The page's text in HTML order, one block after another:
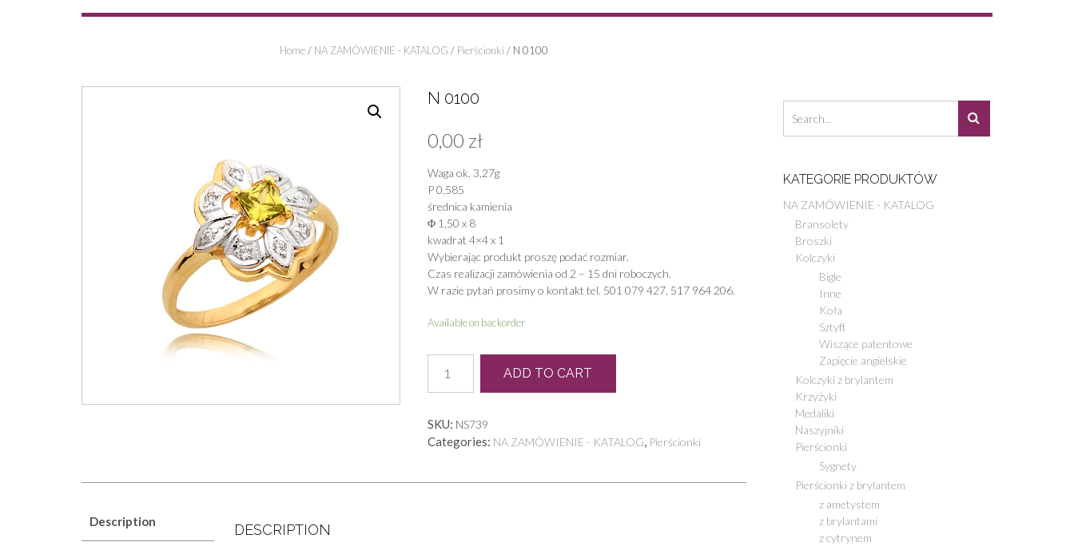
Home/ NA ZAMÓWIENIE - KATALOG / Pierścionki / N 0100
N 0100
0,00 zł
Waga ok. 3,27g
P 0,585
średnica kamienia
Φ 1,50 x 8
kwadrat 4×4 x 1
Wybierając produkt proszę podać rozmiar.
Czas realizacji zamówienia od 2 – 15 dni roboczych.
W razie pytań prosimy o kontakt tel. 501 079 427, 517 964 206.
Available on backorder
0100
quantity
ADD TO CART
SKU: NS739
Categories: NA ZAMÓWIENIE - KATALOG Pierścionki
Description DESCRIPTION
KATEGORIE PRODUKTÓW
NA ZAMÓWIENIE - KATALOG
Bransolety
Broszki
Kolczyki
Bigle
Inne
Koła
Sztyft
Wiszące patentowe
Zapięcie angielskie
Kolczyki z brylantem
Krzyżyki
Medaliki
Naszyjniki
Pierścionki
Sygnety
Pierścionki z brylantem
z ametystem
z brylantami
z cytrynem